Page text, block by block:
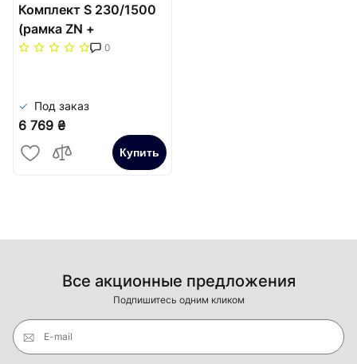
Комплект S 230/1500
(рамка ZN +
повздовжня решітка
0
Под заказ
6 769 ₴
Купить
Все акционные предложения
Подпишитесь одним кликом
E-mail